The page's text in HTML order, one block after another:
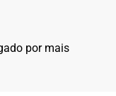
por mais